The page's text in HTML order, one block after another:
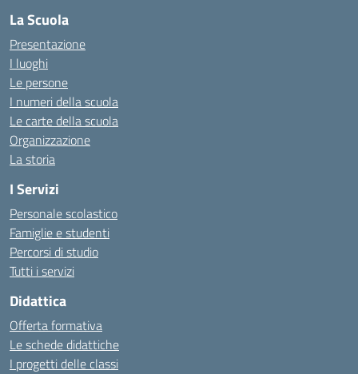
La Scuola
Presentazione
I luoghi
Le persone
I numeri della scuola
Le carte della scuola
Organizzazione
La storia
I Servizi
Personale scolastico
Famiglie e studenti
Percorsi di studio
Tutti i servizi
Didattica
Offerta formativa
Le schede didattiche
I progetti delle classi